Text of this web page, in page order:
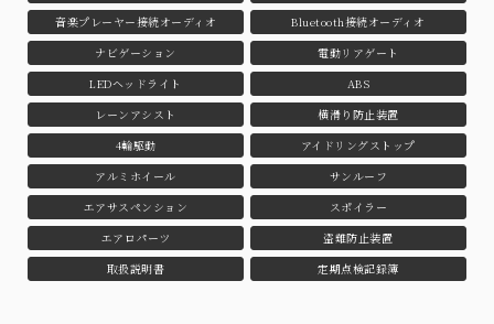
音楽プレーヤー接続オーディオ
Bluetooth接続オーディオ
ナビゲーション
電動リアゲート
LEDヘッドライト
ABS
レーンアシスト
横滑り防止装置
4輪駆動
アイドリングストップ
アルミホイール
サンルーフ
エアサスペンション
スポイラー
エアロパーツ
盗難防止装置
取扱説明書
定期点検記録簿